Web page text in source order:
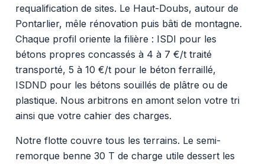
requalification de sites. Le Haut-Doubs, autour de
Pontarlier, mêle rénovation puis bâti de montagne.
Chaque profil oriente la filière : ISDI pour les
bétons propres concassés à 4 à 7 €/t traité
transporté, 5 à 10 €/t pour le béton ferraillé,
ISDND pour les bétons souillés de plâtre ou de
plastique. Nous arbitrons en amont selon votre tri
ainsi que votre cahier des charges.
Notre flotte couvre tous les terrains. Le semi-
remorque benne 30 T de charge utile dessert les